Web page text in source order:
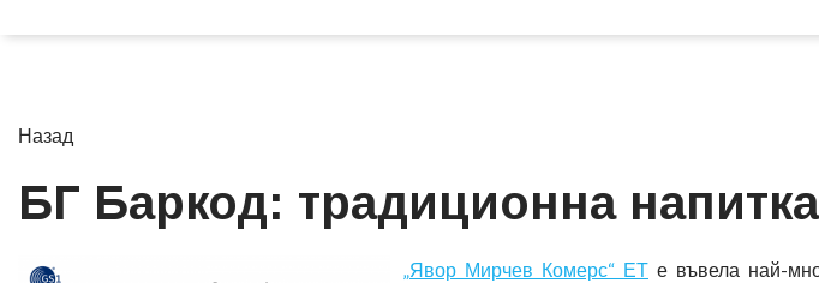
Назад
БГ Баркод: традиционна напитка
„Явор Мирчев Комерс“ ЕТ е въвела най-